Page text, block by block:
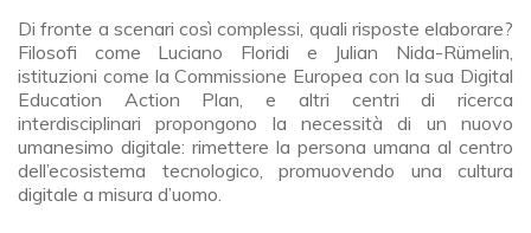
Di fronte a scenari così complessi, quali risposte elaborare?
Filosofi come Luciano Floridi e Julian Nida-Rümelin,
istituzioni come la Commissione Europea con la sua Digital
Education Action Plan, e altri centri di ricerca
interdisciplinari propongono la necessità di un nuovo
umanesimo digitale: rimettere la persona umana al centro
dell’ecosistema tecnologico, promuovendo una cultura
digitale a misura d’uomo.